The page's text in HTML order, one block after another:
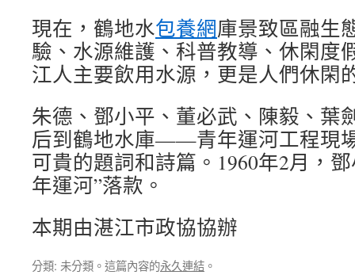
現在，鶴地水包養網庫景致區融生
驗、水源維護、科普教導、休閑度
江人主要飲用水源，更是人們休閑
朱德、鄧小平、董必武、陳毅、葉
后到鶴地水庫——青年運河工程現
可貴的題詞和詩篇。1960年2月，
年運河”落款。
本期由湛江市政協協辦
分類: 未分類。這篇內容的永久連結 。